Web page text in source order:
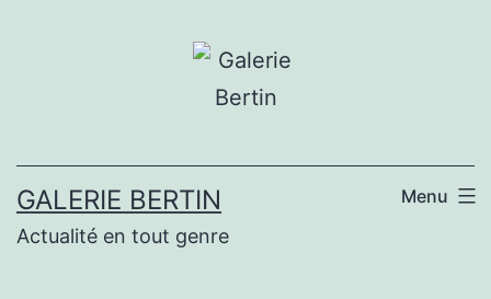
GALERIE BERTIN
Actualité en tout genre
Menu